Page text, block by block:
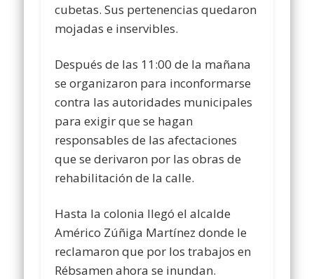
cubetas. Sus pertenencias quedaron
mojadas e inservibles.
Después de las 11:00 de la mañana
se organizaron para inconformarse
contra las autoridades municipales
para exigir que se hagan
responsables de las afectaciones
que se derivaron por las obras de
rehabilitación de la calle.
Hasta la colonia llegó el alcalde
Américo Zúñiga Martínez donde le
reclamaron que por los trabajos en
Rébsamen ahora se inundan.